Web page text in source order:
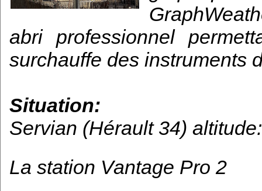
abri professionnel
surchauffe des instruments
Situation:
Servian (Hérault 34)
La station Vantage Pro 2